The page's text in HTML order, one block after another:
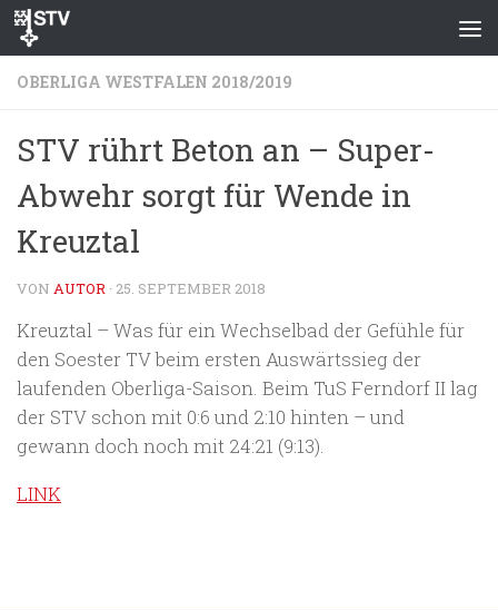
Zum Inhalt springen
OBERLIGA WESTFALEN 2018/2019
STV rührt Beton an – Super-
Abwehr sorgt für Wende in
Kreuztal
VON AUTOR · 25. SEPTEMBER 2018
Kreuztal – Was für ein Wechselbad der Gefühle für
den Soester TV beim ersten Auswärtssieg der
laufenden Oberliga-Saison. Beim TuS Ferndorf II lag
der STV schon mit 0:6 und 2:10 hinten – und
gewann doch noch mit 24:21 (9:13).
LINK